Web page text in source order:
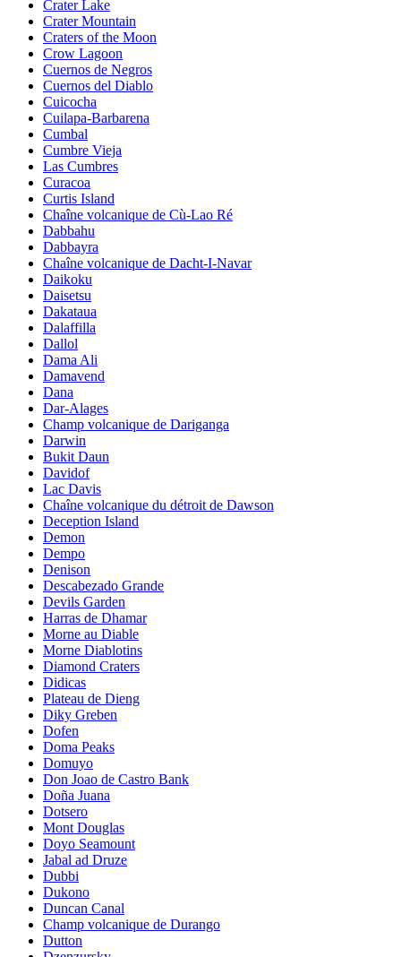
Crater Lake
Crater Mountain
Craters of the Moon
Crow Lagoon
Cuernos de Negros
Cuernos del Diablo
Cuicocha
Cuilapa-Barbarena
Cumbal
Cumbre Vieja
Las Cumbres
Curacoa
Curtis Island
Chaîne volcanique de Cù-Lao Ré
Dabbahu
Dabbayra
Chaîne volcanique de Dacht-I-Navar
Daikoku
Daisetsu
Dakataua
Dalaffilla
Dallol
Dama Ali
Damavend
Dana
Dar-Alages
Champ volcanique de Dariganga
Darwin
Bukit Daun
Davidof
Lac Davis
Chaîne volcanique du détroit de Dawson
Deception Island
Demon
Dempo
Denison
Descabezado Grande
Devils Garden
Harras de Dhamar
Morne au Diable
Morne Diablotins
Diamond Craters
Didicas
Plateau de Dieng
Diky Greben
Dofen
Doma Peaks
Domuyo
Don Joao de Castro Bank
Doña Juana
Dotsero
Mont Douglas
Doyo Seamount
Jabal ad Druze
Dubbi
Dukono
Duncan Canal
Champ volcanique de Durango
Dutton